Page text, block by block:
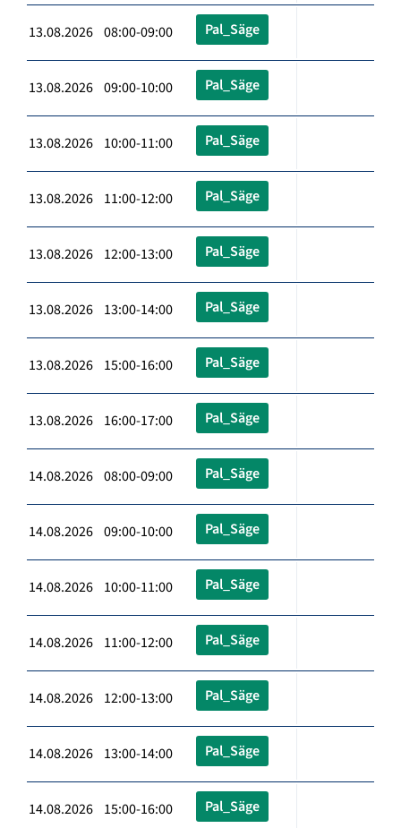
13.08.2026 08:00-09:00 Pal_Säge
13.08.2026 09:00-10:00 Pal_Säge
13.08.2026 10:00-11:00 Pal_Säge
13.08.2026 11:00-12:00 Pal_Säge
13.08.2026 12:00-13:00 Pal_Säge
13.08.2026 13:00-14:00 Pal_Säge
13.08.2026 15:00-16:00 Pal_Säge
13.08.2026 16:00-17:00 Pal_Säge
14.08.2026 08:00-09:00 Pal_Säge
14.08.2026 09:00-10:00 Pal_Säge
14.08.2026 10:00-11:00 Pal_Säge
14.08.2026 11:00-12:00 Pal_Säge
14.08.2026 12:00-13:00 Pal_Säge
14.08.2026 13:00-14:00 Pal_Säge
14.08.2026 15:00-16:00 Pal_Säge